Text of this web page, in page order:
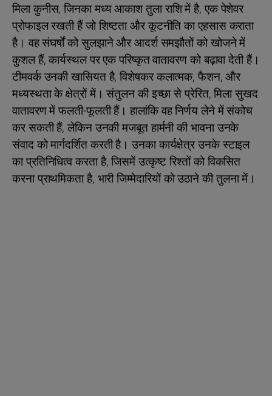
मिला कुनीस, जिनका मध्य आकाश तुला राशि में है, एक पेशेवर
प्रोफाइल रखती हैं जो शिष्टता और कूटनीति का एहसास कराता
है। वह संघर्षों को सुलझाने और आदर्श समझौतों को खोजने में
कुशल हैं, कार्यस्थल पर एक परिष्कृत वातावरण को बढ़ावा देती हैं।
टीमवर्क उनकी खासियत है, विशेषकर कलात्मक, फैशन, और
मध्यस्थता के क्षेत्रों में। संतुलन की इच्छा से प्रेरित, मिला सुखद
वातावरण में फलती-फूलती हैं। हालांकि वह निर्णय लेने में संकोच
कर सकती हैं, लेकिन उनकी मजबूत हार्मनी की भावना उनके
संवाद को मार्गदर्शित करती है। उनका कार्यक्षेत्र उनके स्टाइल
का प्रतिनिधित्व करता है, जिसमें उत्कृष्ट रिश्तों को विकसित
करना प्राथमिकता है, भारी जिम्मेदारियों को उठाने की तुलना में।